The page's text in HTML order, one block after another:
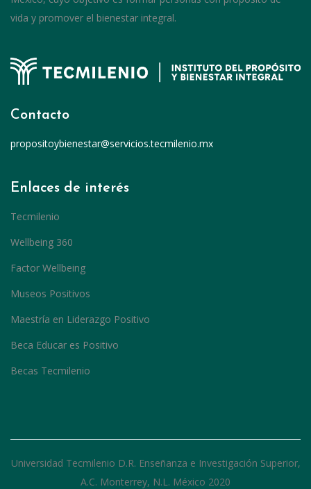
vida y promover el bienestar integral.
Contacto
propositoybienestar@servicios.tecmilenio.mx
Enlaces de interés
Tecmilenio
Wellbeing 360
Factor Wellbeing
Museos Positivos
Maestría en Liderazgo Positivo
Beca Educar es Positivo
Becas Tecmilenio
Universidad Tecmilenio D.R. Enseñanza e Investigación Superior,
A.C. Monterrey, N.L. México 2020